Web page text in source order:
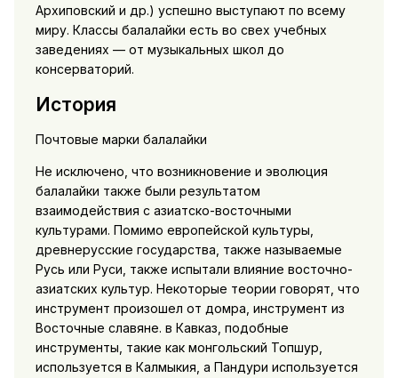
Архиповский и др.) успешно выступают по всему
миру. Классы балалайки есть во свех учебных
заведениях — от музыкальных школ до
консерваторий.
История
Почтовые марки балалайки
Не исключено, что возникновение и эволюция
балалайки также были результатом
взаимодействия с азиатско-восточными
культурами. Помимо европейской культуры,
древнерусские государства, также называемые
Русь или Руси, также испытали влияние восточно-
азиатских культур. Некоторые теории говорят, что
инструмент произошел от домра, инструмент из
Восточные славяне. в Кавказ, подобные
инструменты, такие как монгольский Топшур,
используется в Калмыкия, а Пандури используется